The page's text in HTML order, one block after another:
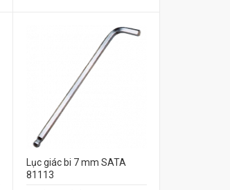
Lục giác bi 7 mm SATA
81113